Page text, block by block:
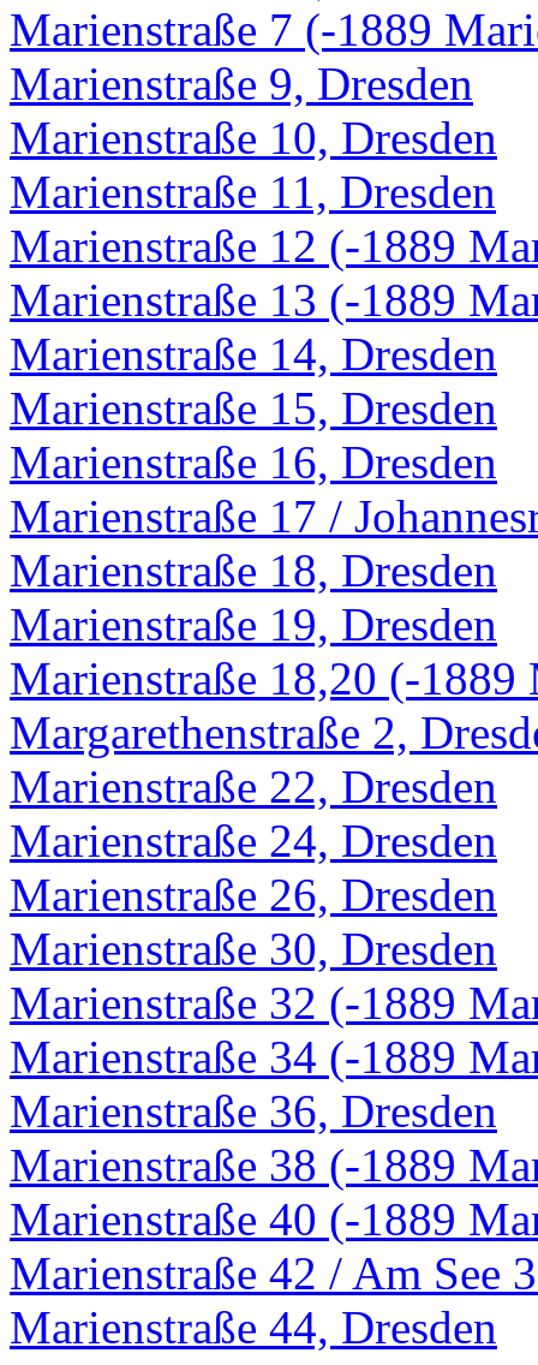
Marienstraße 7 (-1889
Marienstraße 9, Dresden
Marienstraße 10, Dresden
Marienstraße 11, Dresden
Marienstraße 12 (-1889
Marienstraße 13 (-1889
Marienstraße 14, Dresden
Marienstraße 15, Dresden
Marienstraße 16, Dresden
Marienstraße 17 /
Marienstraße 18, Dresden
Marienstraße 19, Dresden
Marienstraße 18,20 (-1889
Margarethenstraße 2,
Marienstraße 22, Dresden
Marienstraße 24, Dresden
Marienstraße 26, Dresden
Marienstraße 30, Dresden
Marienstraße 32 (-1889
Marienstraße 34 (-1889
Marienstraße 36, Dresden
Marienstraße 38 (-1889
Marienstraße 40 (-1889
Marienstraße 42 / Am See
Marienstraße 44, Dresden